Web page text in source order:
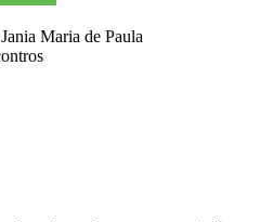
Maria de Paula